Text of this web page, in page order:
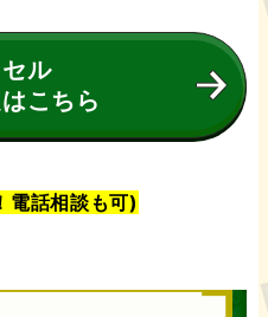
ル
こちら
電話相談も可)